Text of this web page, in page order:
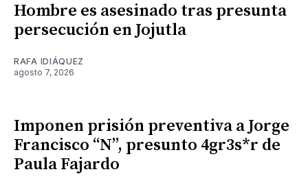
Hombre es asesinado tras presunta
persecución en Jojutla
RAFA IDIÁQUEZ
agosto 7, 2026
Imponen prisión preventiva a Jorge
Francisco “N”, presunto 4gr3s*r de
Paula Fajardo